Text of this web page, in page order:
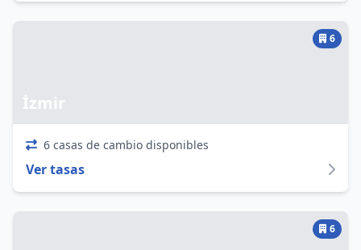
İzmir
6
6 casas de cambio disponibles
Ver tasas
6